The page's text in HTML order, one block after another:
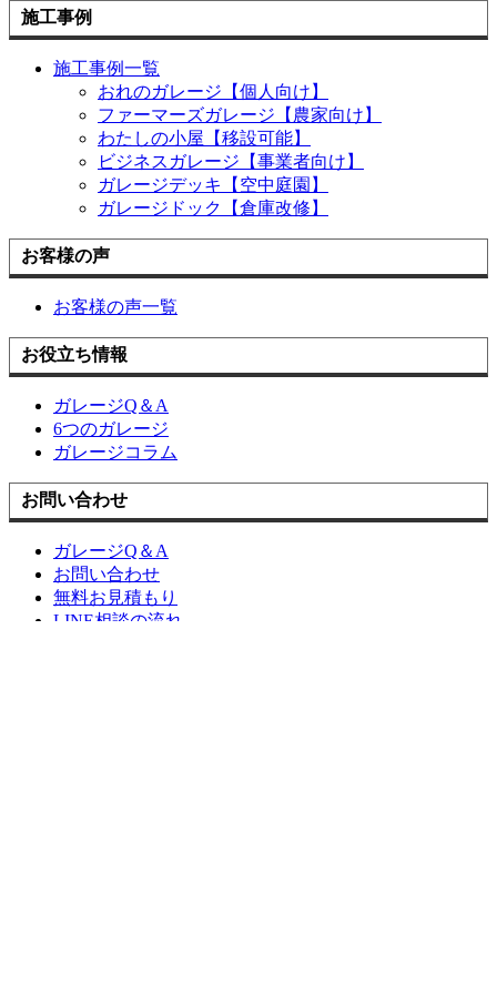
施工事例
施工事例一覧
おれのガレージ【個人向け】
ファーマーズガレージ【農家向け】
わたしの小屋【移設可能】
ビジネスガレージ【事業者向け】
ガレージデッキ【空中庭園】
ガレージドック【倉庫改修】
お客様の声
お客様の声一覧
お役立ち情報
ガレージQ＆A
6つのガレージ
ガレージコラム
お問い合わせ
ガレージQ＆A
お問い合わせ
無料お見積もり
LINE相談の流れ